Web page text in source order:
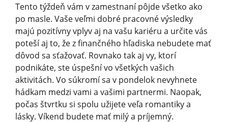
Tento týždeň vám v zamestnaní pôjde všetko ako
po masle. Vaše veľmi dobré pracovné výsledky
majú pozitívny vplyv aj na vašu kariéru a určite vás
poteší aj to, že z finančného hľadiska nebudete mať
dôvod sa sťažovať. Rovnako tak aj vy, ktorí
podnikáte, ste úspešní vo všetkých vašich
aktivitách. Vo súkromí sa v pondelok nevyhnete
hádkam medzi vami a vašimi partnermi. Naopak,
počas štvrtku si spolu užijete veľa romantiky a
lásky. Víkend budete mať milý a príjemný.